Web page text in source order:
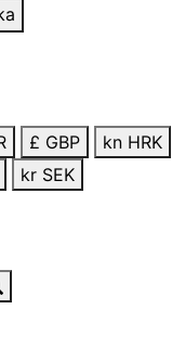
£ GBP
kn HRK
kr SEK